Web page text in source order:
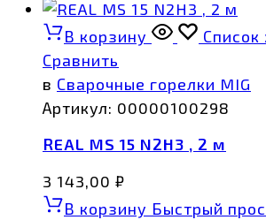
В корзину
Сравнить
в Сварочные горелки MIG
Артикул: 00000100298
REAL MS 15 N2H3 , 2 м
3 143,00 ₽
В корзину Быстрый